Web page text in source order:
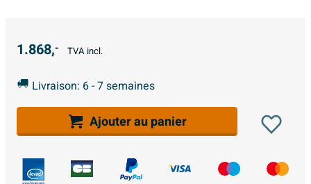
1.868,- TVA incl.
Livraison: 6 - 7 semaines
Ajouter au panier